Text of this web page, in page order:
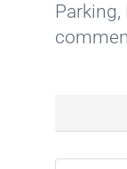
Parking,